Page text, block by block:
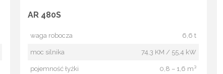
AR 480S
waga robocza 6,6 t
moc silnika 74,3 KM / 55,4 kW
pojemność łyżki 0,8 – 1,6 m³